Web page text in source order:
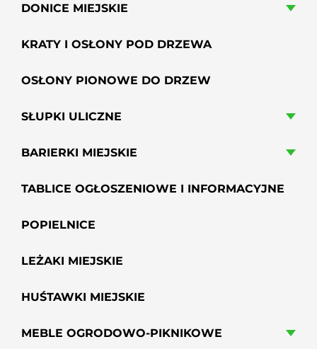
DONICE MIEJSKIE
KRATY I OSŁONY POD DRZEWA
OSŁONY PIONOWE DO DRZEW
SŁUPKI ULICZNE
BARIERKI MIEJSKIE
TABLICE OGŁOSZENIOWE I INFORMACYJNE
POPIELNICE
LEŻAKI MIEJSKIE
HUŚTAWKI MIEJSKIE
MEBLE OGRODOWO-PIKNIKOWE